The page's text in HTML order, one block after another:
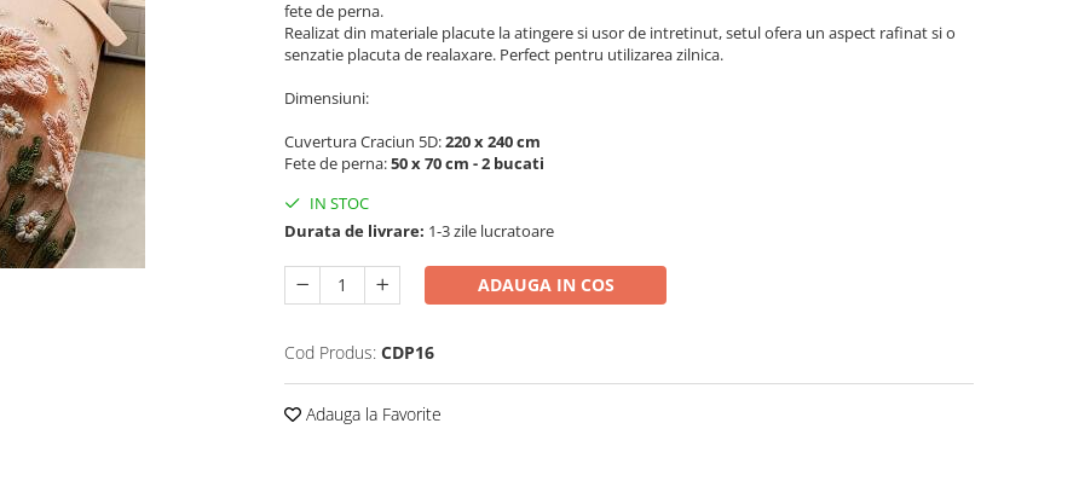
fete de perna.
Realizat din materiale placute la atingere si usor de intretinut, setul ofera un aspect rafinat si o
senzatie placuta de realaxare. Perfect pentru utilizarea zilnica.
Dimensiuni:
Cuvertura Craciun 5D:220 x 240 cm
Fete de perna:50 x 70 cm - 2 bucati
IN STOC
Durata de livrare: 1-3 zile lucratoare
ADAUGA IN COS
Cod Produs: CDP16
Adauga la Favorite